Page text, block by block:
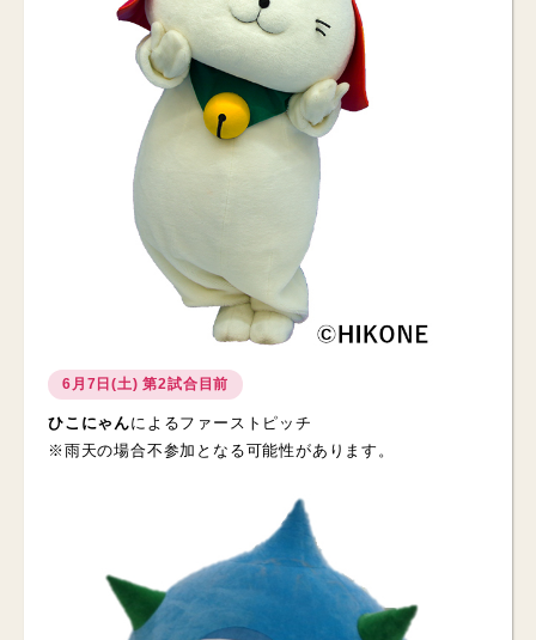
6月7日(土) 第2試合目前
ひこにゃんによるファーストピッチ
※雨天の場合不参加となる可能性があります。